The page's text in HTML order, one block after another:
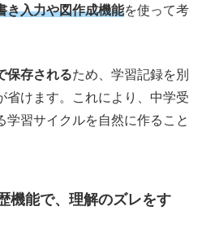
き入力や図作成機能を使って考
保存されるため、学習記録を別
省けます。これにより、中学受
学習サイクルを自然に作ること
機能で、理解のズレをす